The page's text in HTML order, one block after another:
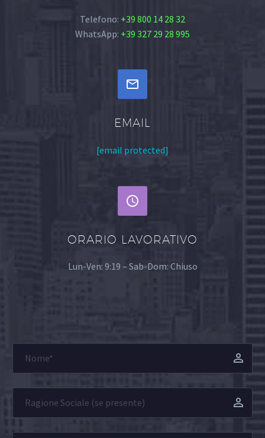
Telefono: +39 800 14 28 32
WhatsApp: +39 327 29 28 995


EMAIL
[email protected]


ORARIO LAVORATIVO
Lun-Ven: 9:19 – Sab-Dom: Chiuso